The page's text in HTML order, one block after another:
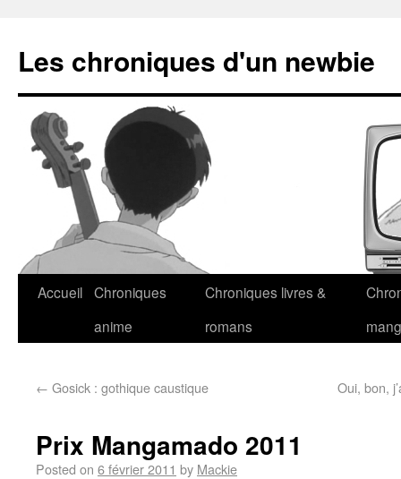
Les chroniques d'un newbie
Accueil Chroniques
anime
Chroniques livres &
romans
← Gosick : gothique caustique Oui, bon,
Prix Mangamado 2011
Posted on 6 février 2011 by Mackie